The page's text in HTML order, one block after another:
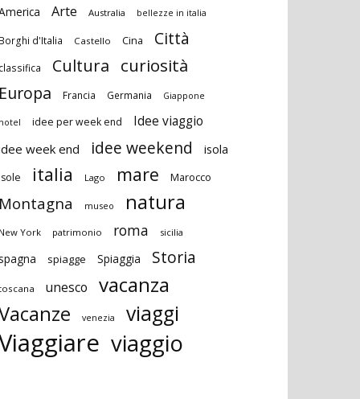
Arte Australia bellezze in italia
d'Italia Castello Cina Città
Cultura curiosità
Francia Germania Giappone
idee per week end Idee viaggio
week end idee weekend isola
italia Lago mare Marocco
museo natura
York patrimonio roma sicilia
spiagge Spiaggia Storia
unesco vacanza
venezia viaggi
viaggio